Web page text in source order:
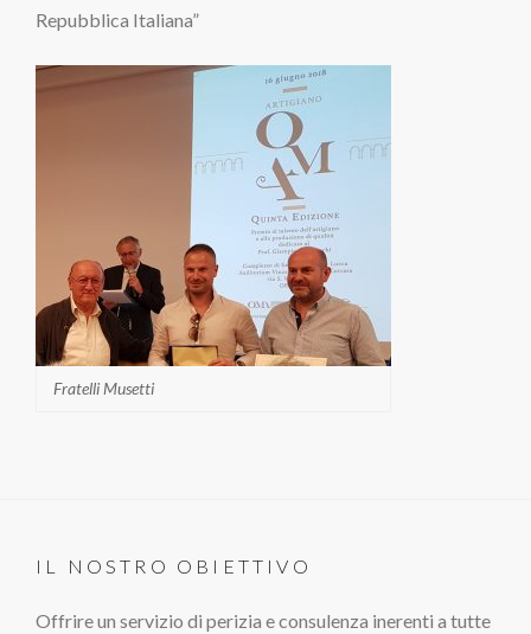
Repubblica Italiana”
Fratelli Musetti
IL NOSTRO OBIETTIVO
Offrire un servizio di perizia e consulenza inerenti a tutte